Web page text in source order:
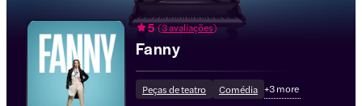
5 (3 avaliações)
Fanny
Peças de teatro Comédia +3more